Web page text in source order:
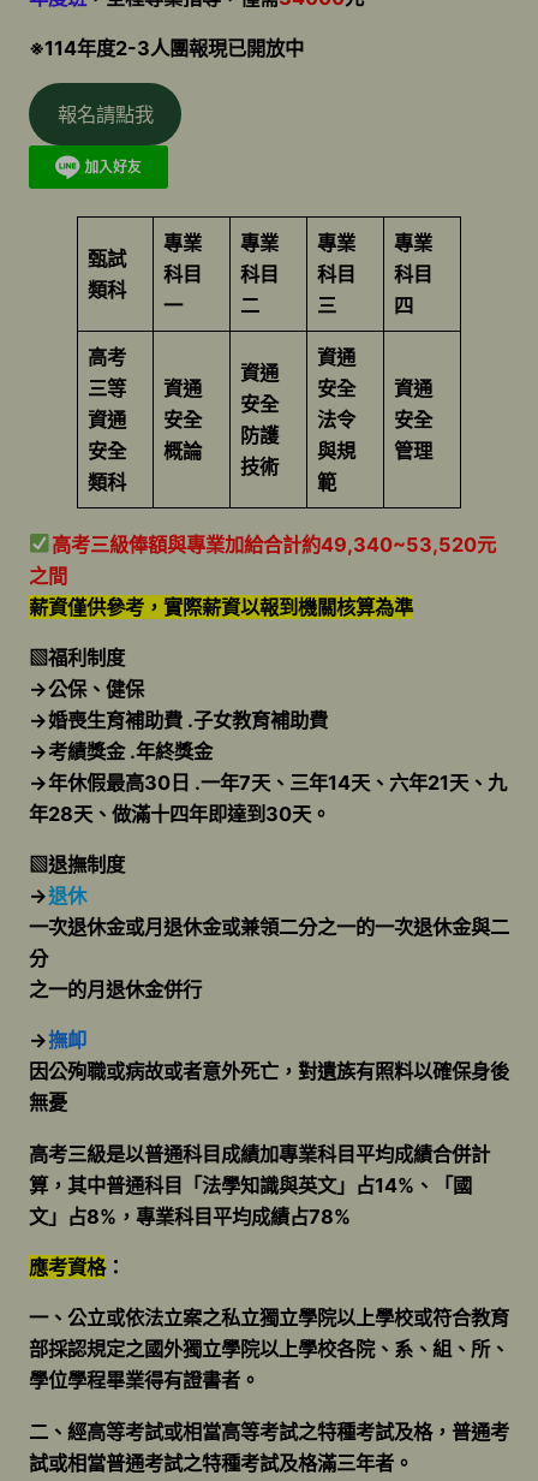
※114年度2-3人團報現已開放中
報名請點我
甄試
類科
專業
科目
一
專業
科目
二
專業
科目
三
專業
科目
四
高考
三等
資通
安全
類科
資通
安全
概論
資通
安全
防護
技術
資通
安全
法令
與規
範
資通
安全
管理
高考三級俸額與專業加給合計約49,340~53,520元
之間
薪資僅供參考，實際薪資以報到機關核算為準
▧福利制度
→公保、健保
→婚喪生育補助費 .子女教育補助費
→考績獎金 .年終獎金
→年休假最高30日 .一年7天、三年14天、六年21天、九
年28天、做滿十四年即達到30天。
▧退撫制度
→退休
一次退休金或月退休金或兼領二分之一的一次退休金與二
分
之一的月退休金併行
→撫卹
因公殉職或病故或者意外死亡，對遺族有照料以確保身後
無憂
高考三級是以普通科目成績加專業科目平均成績合併計
算，其中普通科目「法學知識與英文」占14%、「國
文」占8%，專業科目平均成績占78%
應考資格：
一、公立或依法立案之私立獨立學院以上學校或符合教育
部採認規定之國外獨立學院以上學校各院、系、組、所、
學位學程畢業得有證書者。
二、經高等考試或相當高等考試之特種考試及格，普通考
試或相當普通考試之特種考試及格滿三年者。